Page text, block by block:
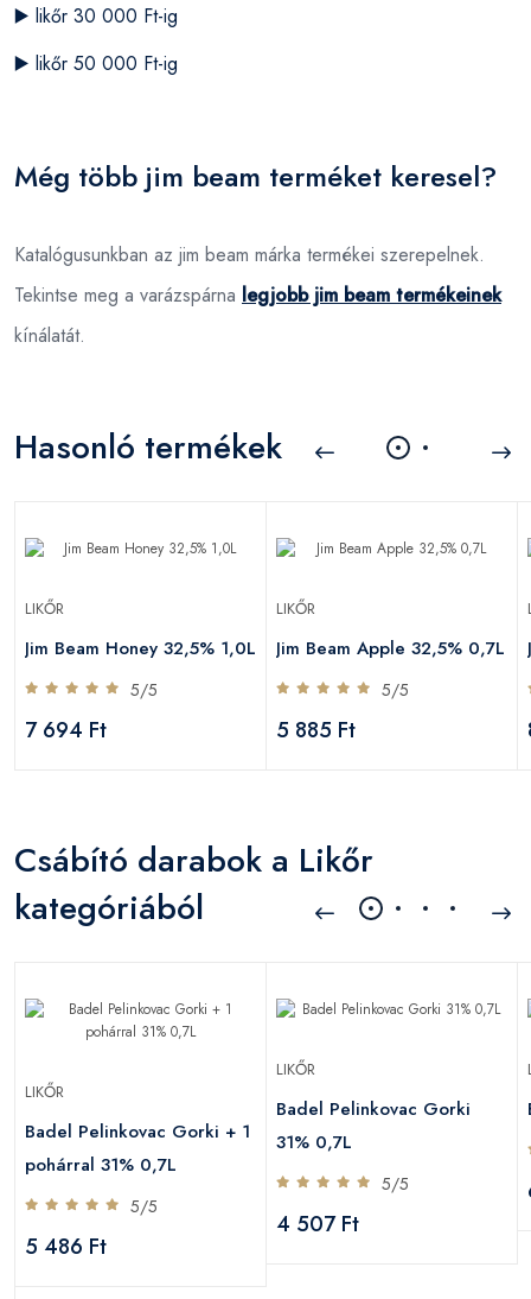
▶️ likőr 30 000 Ft-ig
▶️ likőr 50 000 Ft-ig
Még több jim beam terméket keresel?
Katalógusunkban az jim beam márka termékei szerepelnek.
Tekintse meg a varázspárna legjobb jim beam termékeinek
kínálatát.
Hasonló termékek
LIKŐR
Jim Beam Honey 32,5% 1,0L
5/5
7 694 Ft
LIKŐR
Jim Beam Apple 32,5% 0,7L
5/5
5 885 Ft
Csábító darabok a Likőr
kategóriából
LIKŐR
Badel Pelinkovac Gorki + 1
pohárral 31% 0,7L
5/5
5 486 Ft
LIKŐR
Badel Pelinkovac Gorki
31% 0,7L
5/5
4 507 Ft